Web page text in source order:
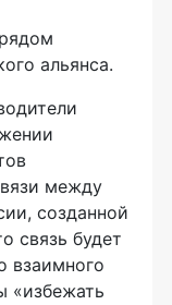
альянса.
между
созданной
связь будет
взаимного
«избежать